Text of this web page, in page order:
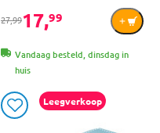
27,9917,99
Vandaag besteld, dinsdag in
huis
Leegverkoop